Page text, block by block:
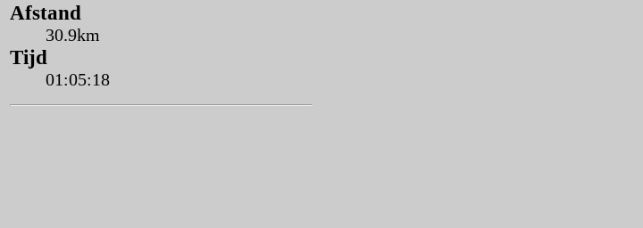
Afstand
30.9km
Tijd
01:05:18